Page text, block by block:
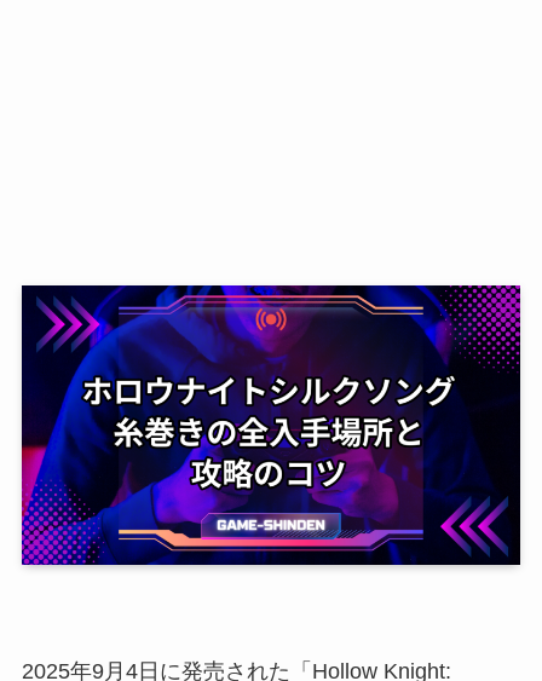
2025年9月4日に発売された「Hollow Knight: